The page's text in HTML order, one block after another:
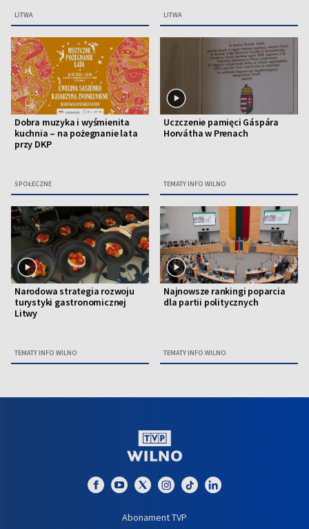
LITWA LITWA
Dobra muzyka i wyśmienita
kuchnia – na pożegnanie lata
przy DKP
SPOŁECZNE
Uczczenie pamięci Gáspára
Horvátha w Prenach
TEMATY INFO WILNO
Narodowa strategia rozwoju
turystyki gastronomicznej
Litwy
TEMATY INFO WILNO
Najnowsze rankingi poparcia
dla partii politycznych
TEMATY INFO WILNO
Abonament TVP